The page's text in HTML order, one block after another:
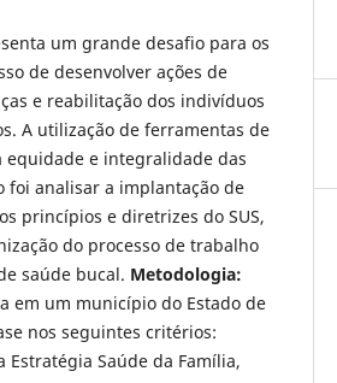
um grande desafio para os
de desenvolver ações de
e reabilitação dos indivíduos
A utilização de ferramentas de
equidade e integralidade das
foi analisar a implantação de
princípios e diretrizes do SUS,
do processo de trabalho
saúde bucal. Metodologia:
em um município do Estado de
nos seguintes critérios:
Saúde da Família,